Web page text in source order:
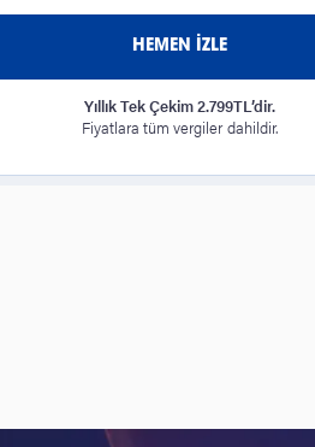
HEMEN İZLE
Yıllık Tek Çekim 2.799TL’dir.
Fiyatlara tüm vergiler dahildir.